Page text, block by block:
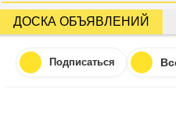
ДОСКА ОБЪЯВЛЕНИЙ
Подписаться